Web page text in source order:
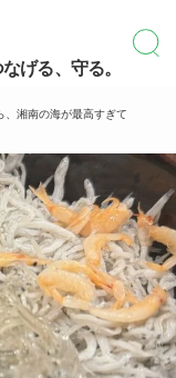
げる、守る。
、湘南の海が最高すぎて